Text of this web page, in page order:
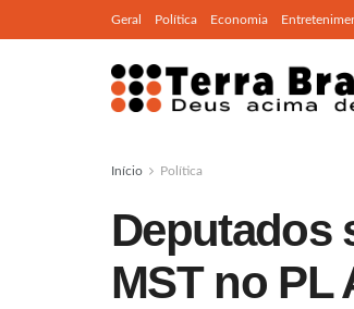
Geral Política Economia
Início Política
Deputados
MST no PL